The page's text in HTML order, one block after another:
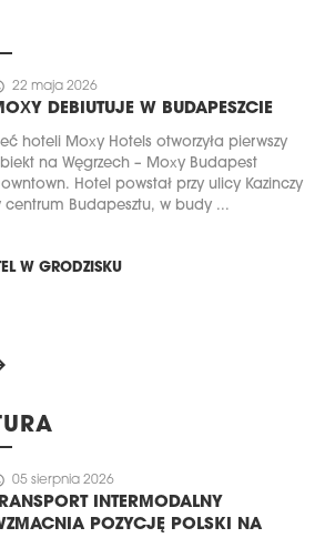
22 maja 2026
DEBIUTUJE W BUDAPESZCIE
hoteli Moxy Hotels otworzyła pierwszy
na Węgrzech – Moxy Budapest
Hotel powstał przy ulicy Kazinczy
centrum Budapesztu, w budy ...
W GRODZISKU
05 sierpnia 2026
INTERMODALNY
POZYCJĘ POLSKI NA